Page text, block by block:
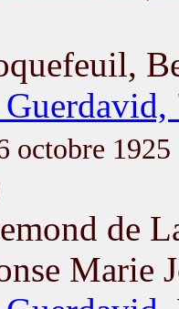
octobre 1925
de
Marie